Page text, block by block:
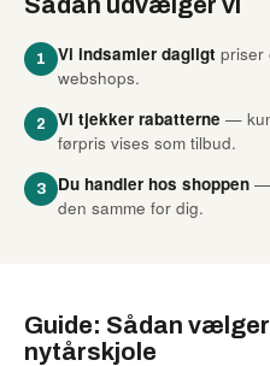
1 Vi indsamler dagligt priser
webshops.
2 Vi tjekker rabatterne —
førpris vises som tilbud.
3 Du handler hos shoppen —
den samme for dig.
Guide: Sådan
nytårskjole